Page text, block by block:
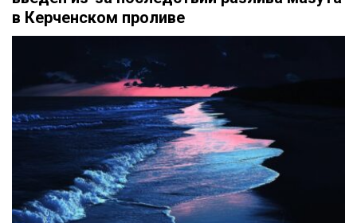
в Керченском проливе